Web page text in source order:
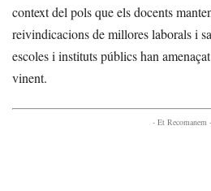
context del pols que els docents
reivindicacions de millores laborals i
escoles i instituts públics han
vinent.
- Et Recomanem -